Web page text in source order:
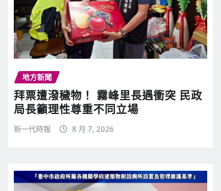
地方新聞
拜票遭潑穢物！ 霧峰里長遇衝突 民政
局長籲理性尊重不同立場
新一代時報 8 月 7, 2026